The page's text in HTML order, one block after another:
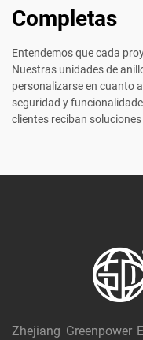
Completas
Entendemos que cada
Nuestras unidades de
personalizarse en cuanto
seguridad y
clientes reciban
Zhejiang Greenpower